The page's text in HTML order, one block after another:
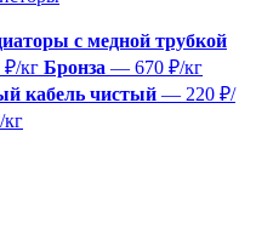
с медной трубкой
кг Бронза — 670 ₽/кг
кабель чистый — 220 ₽/